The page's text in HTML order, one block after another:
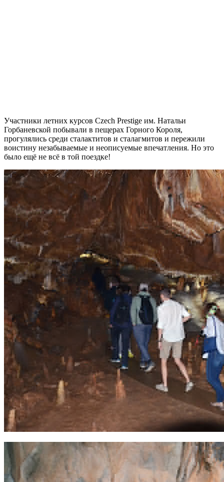
Участники летних курсов Czech Prestige им. Натальи
Горбаневской побывали в пещерах Горного Короля,
прогулялись среди сталактитов и сталагмитов и пережили
воистину незабываемые и неописуемые впечатления. Но это
было ещё не всё в той поездке!